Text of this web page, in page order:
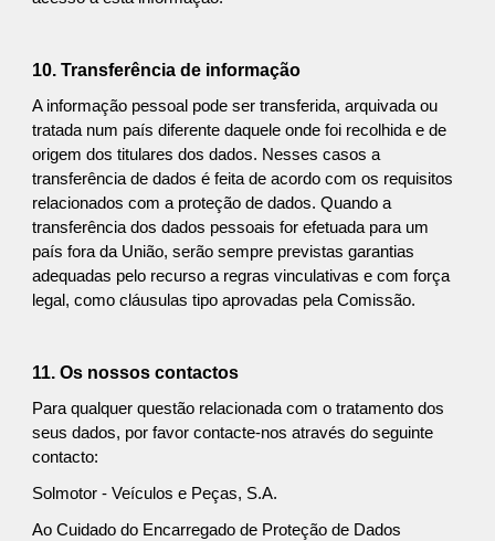
10. Transferência de informação
A informação pessoal pode ser transferida, arquivada ou
tratada num país diferente daquele onde foi recolhida e de
origem dos titulares dos dados. Nesses casos a
transferência de dados é feita de acordo com os requisitos
relacionados com a proteção de dados. Quando a
transferência dos dados pessoais for efetuada para um
país fora da União, serão sempre previstas garantias
adequadas pelo recurso a regras vinculativas e com força
legal, como cláusulas tipo aprovadas pela Comissão.
11. Os nossos contactos
Para qualquer questão relacionada com o tratamento dos
seus dados, por favor contacte-nos através do seguinte
contacto:
Solmotor - Veículos e Peças, S.A.
Ao Cuidado do Encarregado de Proteção de Dados